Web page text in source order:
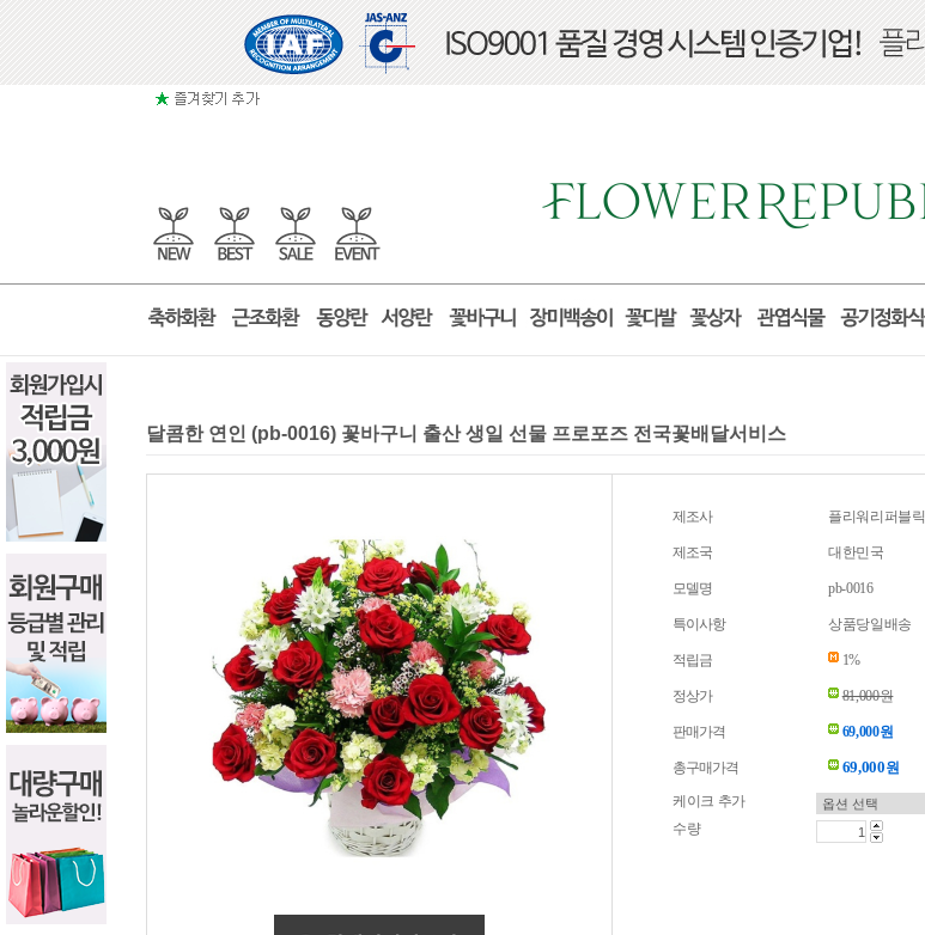
달콤한 연인 (pb-0016) 꽃바구니 출산 생일 선물 프로포즈 전국꽃배달서비스
제조사 플리워리퍼블릭
제조국 대한민국
모델명 pb-0016
특이사항 상품당일배송
적립금 1%
정상가 81,000원
판매가격 69,000원
총구매가격 69,000원
케이크 추가
수량